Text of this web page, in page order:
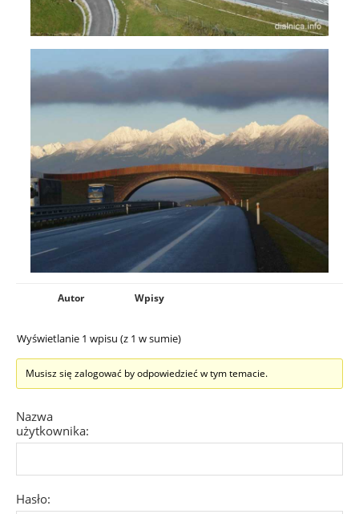
Autor Wpisy
Wyświetlanie 1 wpisu (z 1 w sumie)
Musisz się zalogować by odpowiedzieć w tym temacie.
Nazwa
użytkownika:
Hasło: